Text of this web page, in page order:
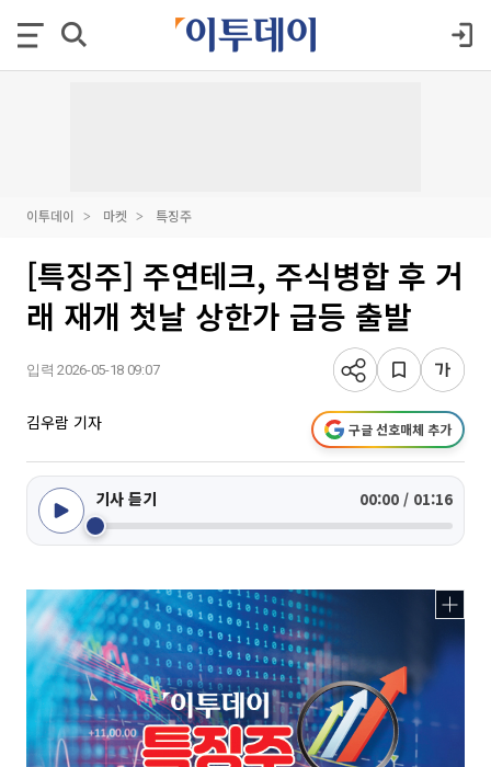
이투데이 마켓 특징주
[특징주] 주연테크, 주식병합 후 거
래 재개 첫날 상한가 급등 출발
입력 2026-05-18 09:07
김우람 기자 구글 선호매체 추가
기사 듣기 00:00 / 01:16